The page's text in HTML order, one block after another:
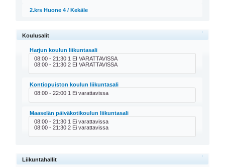
2.krs Huone 4 / Kekäle
Koulusalit
Harjun koulun liikuntasali
08:00 - 21:30 1 EI VARATTAVISSA
08:00 - 21:30 2 EI VARATTAVISSA
Kontiopuiston koulun liikuntasali
08:00 - 22:00 1 Ei varattavissa
Maaselän päiväkotikoulun liikuntasali
08:00 - 21:30 1 Ei varattavissa
08:00 - 21:30 2 Ei varattavissa
Liikuntahallit